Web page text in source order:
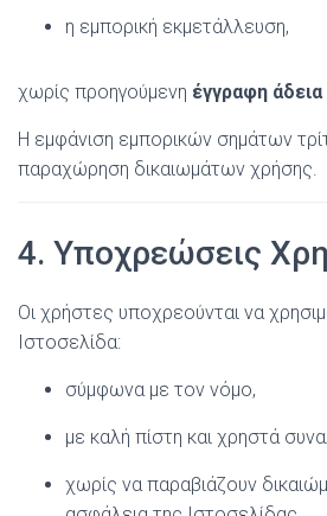
η εμπορική εκμετάλλευση,
χωρίς προηγούμενη έγγραφη άδεια
Η εμφάνιση εμπορικών σημάτων
παραχώρηση δικαιωμάτων χρήσης.
4. Υποχρεώσεις
Οι χρήστες υποχρεούνται να
Ιστοσελίδα:
σύμφωνα με τον νόμο,
με καλή πίστη και χρηστά
χωρίς να παραβιάζουν